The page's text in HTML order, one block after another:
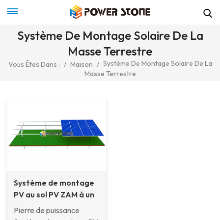
Système De Montage Solaire De La
Masse Terrestre
Vous Êtes Dans : / Maison / Système De Montage Solaire De La
Masse Terrestre
Système de montage
PV au sol PV ZAM à un
montant ZAM
Pierre de puissance